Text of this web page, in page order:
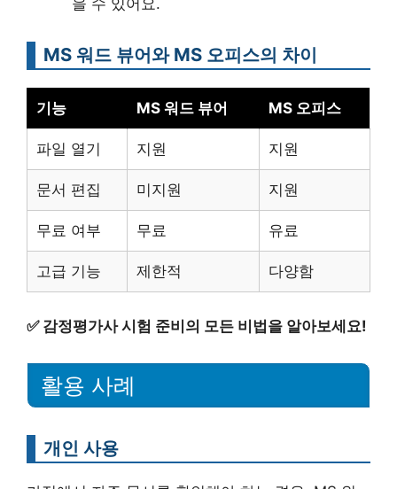
을 수 있어요.
MS 워드 뷰어와 MS 오피스의 차이
기능 MS 워드 뷰어 MS 오피스
파일 열기 지원 지원
문서 편집 미지원 지원
무료 여부 무료 유료
고급 기능 제한적 다양함
✅ 감정평가사 시험 준비의 모든 비법을 알아보세요!
활용 사례
개인 사용